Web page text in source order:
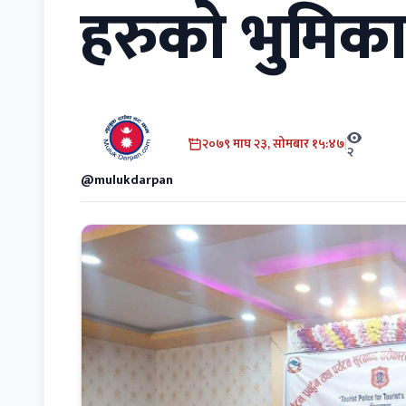
हरुको भुमिका
@mulukdarpan
२०७९ माघ २३, सोमबार १५:४७|२